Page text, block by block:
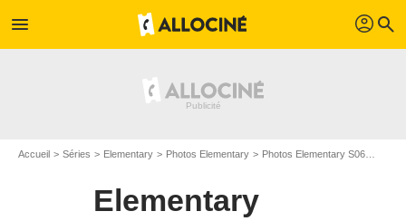
menu profil search
Accueil Séries Elementary Photos Elementary Photos Elementary S06
Elementary